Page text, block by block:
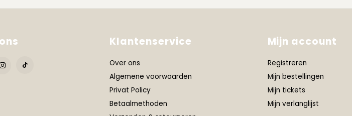
Klantenservice
Over ons
Algemene voorwaarden
Privat Policy
Betaalmethoden
Mijn account
Registreren
Mijn bestellingen
Mijn tickets
Mijn verlanglijst